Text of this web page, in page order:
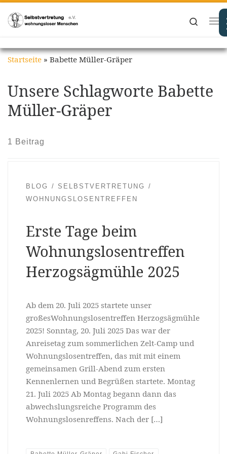
Zum Inhalt springen
Search
Startseite » Babette Müller-Gräper
Unsere Schlagworte Babette
Müller-Gräper
1 Beitrag
BLOG
SELBSTVERTRETUNG
WOHNUNGSLOSENTREFFEN
Erste Tage beim
Wohnungslosentreffen
Herzogsägmühle 2025
Ab dem 20. Juli 2025 startete unser
großesWohnungslosentreffen Herzogsägmühle
2025! Sonntag, 20. Juli 2025 Das war der
Anreisetag zum sommerlichen Zelt-Camp und
Wohnungslosentreffen, das mit mit einem
gemeinsamen Grill-Abend zum ersten
Kennenlernen und Begrüßen startete. Montag
21. Juli 2025 Ab Montag begann dann das
abwechslungsreiche Programm des
Wohnungslosenreffens. Nach der […]